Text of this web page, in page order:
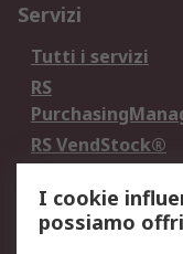
Servizi
Tutti i servizi
RS
RS VendStock®
Legale
I cookie
possiamo